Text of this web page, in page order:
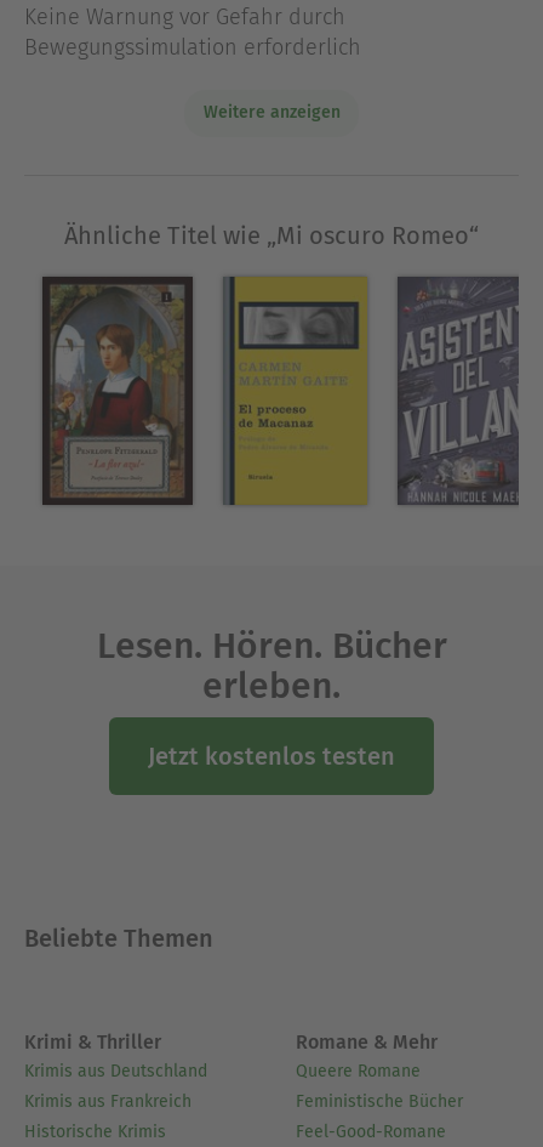
Keine Warnung vor Gefahr durch
Bewegungssimulation erforderlich
Weitere anzeigen
Ähnliche Titel wie „Mi oscuro Romeo“
Lesen. Hören. Bücher
erleben.
Jetzt kostenlos testen
Beliebte Themen
Krimi & Thriller
Krimis aus Deutschland
Krimis aus Frankreich
Historische Krimis
Romane & Mehr
Queere Romane
Feministische Bücher
Feel-Good-Romane